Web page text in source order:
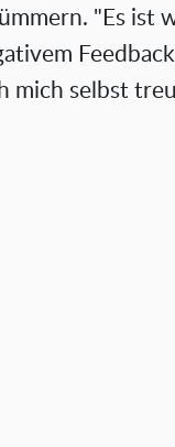
"Es ist
mich selbst